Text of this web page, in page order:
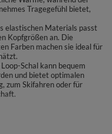
Tragegefühl bietet,
elastischen Materials passt
Kopfgrößen an. Die
Farben machen sie ideal für
Schal kann bequem
und bietet optimalen
zum Skifahren oder für